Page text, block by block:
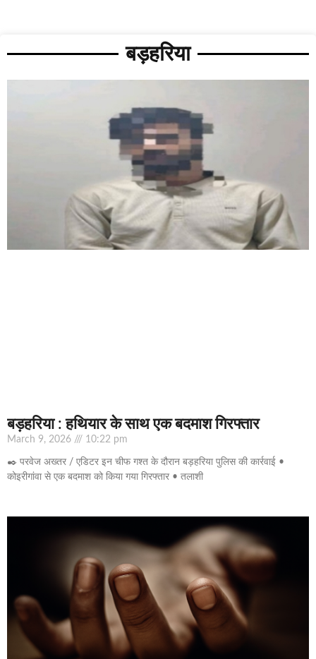
बड़हरिया
बड़हरिया : हथियार के साथ एक बदमाश गिरफ्तार
March 9, 2026 10:22 pm
✒️ परवेज अख्तर / एडिटर इन चीफ गश्त के दौरान बड़हरिया पुलिस की कार्रवाई •
कोइरीगांवा से एक बदमाश को किया गया गिरफ्तार • तलाशी